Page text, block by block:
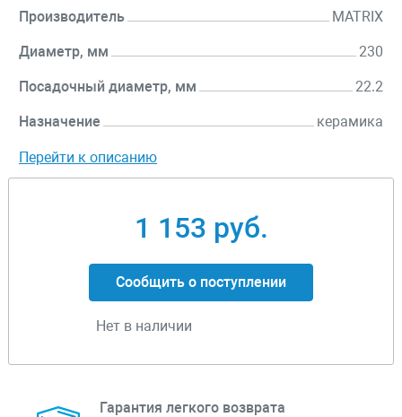
Производитель MATRIX
Диаметр, мм 230
Посадочный диаметр, мм 22.2
Назначение керамика
Перейти к описанию
1 153 руб.
Сообщить о поступлении
Нет в наличии
Гарантия легкого возврата